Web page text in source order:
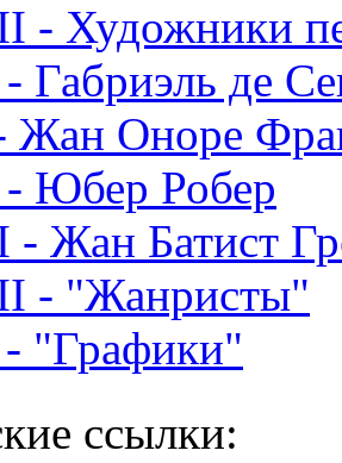
- Художники
Габриэль де
Жан Оноре
Юбер Робер
Жан Батист
- "Жанристы"
"Графики"
ссылки: